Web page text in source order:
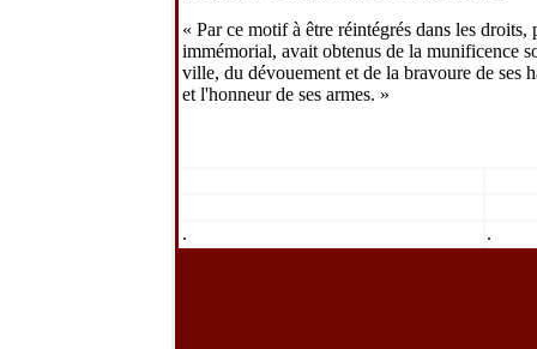
« Par ce motif à être réintégrés dans les
immémorial, avait obtenus de la munificence
ville, du dévouement et de la bravoure de ses
et l'honneur de ses armes. »
. .